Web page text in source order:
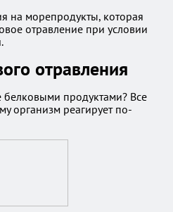
на морепродукты, которая
отравление при условии
отравления
белковыми продуктами? Все
организм реагирует по-